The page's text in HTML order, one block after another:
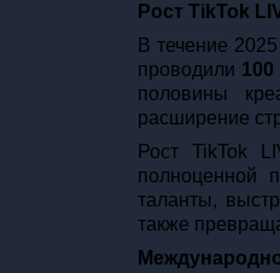
Рост TikTok
В течение
проводили
половины
расширение
Рост TikTok
полноценной
таланты,
также